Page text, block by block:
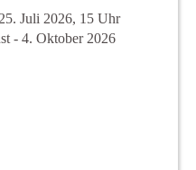
Juli 2026, 15 Uhr
- 4. Oktober 2026